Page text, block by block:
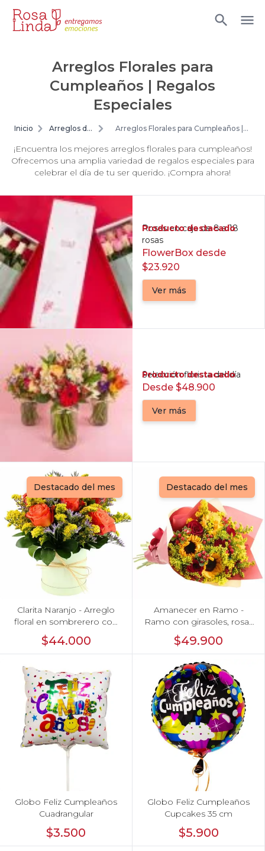
Arreglos Florales para
Cumpleaños | Regalos
Especiales
Inicio
Arreglos de
Arreglos Florales para Cumpleaños |
¡Encuentra los mejores arreglos florales para cumpleaños!
Ofrecemos una amplia variedad de regalos especiales para
celebrar el día de tu ser querido. ¡Compra ahora!
Producto destacado
Rosas en caja de 8 a 18
rosas
FlowerBox desde
$23.920
Ver más
Producto destacado
Selección florista del día
Desde $48.900
Ver más
Destacado del mes
Clarita Naranjo - Arreglo
floral en sombrerero con
rosas naranjo, limonium y
vara de oro
$44.000
Destacado del mes
Amanecer en Ramo -
Ramo con girasoles, rosas
rojo e hypericum
$49.900
Globo Feliz Cumpleaños
Cuadrangular
$3.500
Globo Feliz Cumpleaños
Cupcakes 35 cm
$5.900